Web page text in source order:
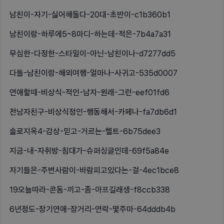
남친이-자기-싫어해둘다-20대-초반이-c1b360b1
남친이랑-하루에5~8마디-하는데-적은-7b4a7a31
무심한-다정한-스타일이-아닌-남친이나-d7277dd5
다들-남친이랑-해외여행-얼마나-사귀고-535d0007
연애할때-비상식-적인-남자-원래-그런-eef01fd6
전남자친구-비상식정인-행동해서-카페나-fa7db6d1
솔로지옥4-감상-믿고-거르는-헬트-6b75dee3
지금-내-자취방-침대가-슈퍼싱글인데-69f5a84e
자기들은-주변사람이-바람피고있다는-걸-4ec1bce8
19오늘따라-콘돔-끼고-좀-아프길래생-f8ccb338
6년정도-장기연애-장거리-연락-몇주마-64dddb4b